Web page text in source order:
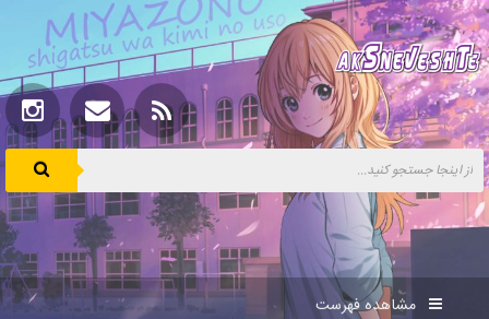
مشاهده فهرست